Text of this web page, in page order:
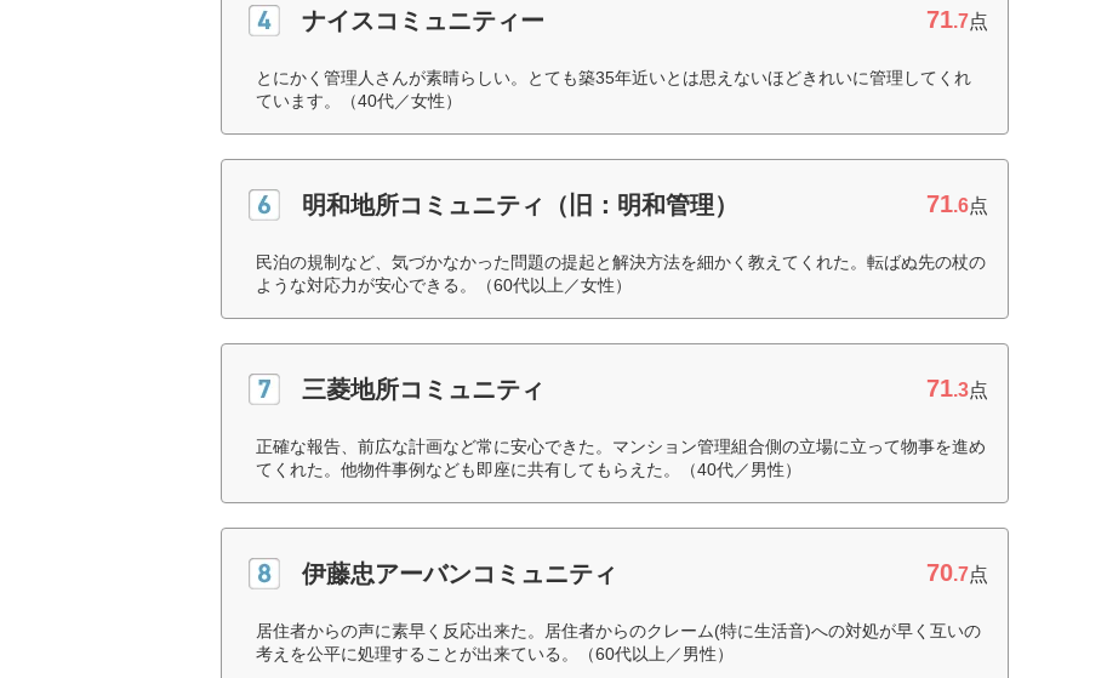
ナイスコミュニティー 71.7点
とにかく管理人さんが素晴らしい。とても築35年近いとは思えないほどきれいに管理してくれ
ています。（40代／女性）
明和地所コミュニティ（旧：明和管理） 71.6点
民泊の規制など、気づかなかった問題の提起と解決方法を細かく教えてくれた。転ばぬ先の杖の
ような対応力が安心できる。（60代以上／女性）
三菱地所コミュニティ 71.3点
正確な報告、前広な計画など常に安心できた。マンション管理組合側の立場に立って物事を進め
てくれた。他物件事例なども即座に共有してもらえた。（40代／男性）
伊藤忠アーバンコミュニティ 70.7点
居住者からの声に素早く反応出来た。居住者からのクレーム(特に生活音)への対処が早く互いの
考えを公平に処理することが出来ている。（60代以上／男性）